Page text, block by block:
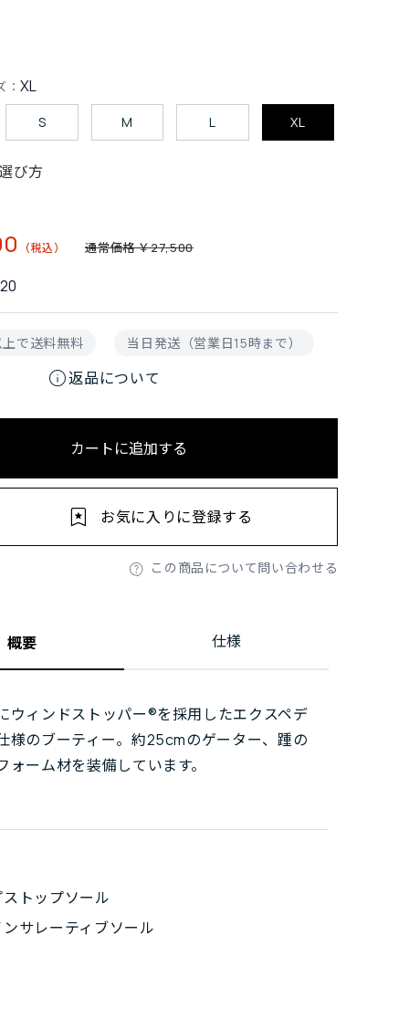
： XL
S M L XL
び方
で送料無料 当日発送（営業日15時まで）
info返品について
通常価格 ￥27,500
カートに追加する
この商品について問い合わせる
お気に入りに登録する
概要 仕様
ウィンドストッパー®を採用したエクスペデ
様のブーティー。約25cmのゲーター、踵の
ォーム材を装備しています。
トップソール
サレーティブソール